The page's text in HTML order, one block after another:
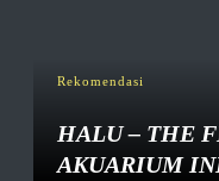
Rekomendasi
HALU – THE
AKUARIUM